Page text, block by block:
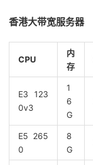
香港大带宽服务器
CPU
内
存
E3 123
0v3
1
6
G
E5 265
0
8
G